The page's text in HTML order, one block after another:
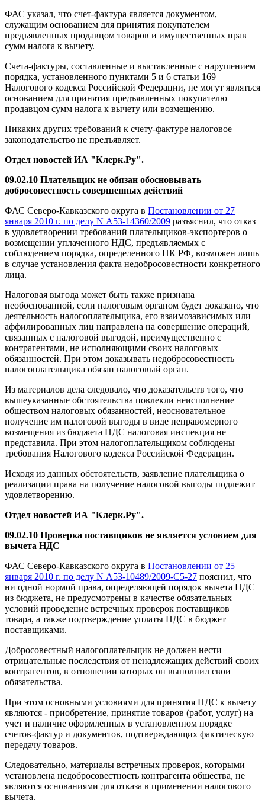
ФАС указал, что счет-фактура является документом,
служащим основанием для принятия покупателем
предъявленных продавцом товаров и имущественных прав
сумм налога к вычету.
Счета-фактуры, составленные и выставленные с нарушением
порядка, установленного пунктами 5 и 6 статьи 169
Налогового кодекса Российской Федерации, не могут являться
основанием для принятия предъявленных покупателю
продавцом сумм налога к вычету или возмещению.
Никаких других требований к счету-фактуре налоговое
законодательство не предъявляет.
Отдел новостей ИА "Клерк.Ру".
09.02.10 Плательщик не обязан обосновывать
добросовестность совершенных действий
ФАС Северо-Кавказского округа в Постановлении от 27
января 2010 г. по делу N А53-14360/2009 разъяснил, что отказ
в удовлетворении требований плательщиков-экспортеров о
возмещении уплаченного НДС, предъявляемых с
соблюдением порядка, определенного НК РФ, возможен лишь
в случае установления факта недобросовестности конкретного
лица.
Налоговая выгода может быть также признана
необоснованной, если налоговым органом будет доказано, что
деятельность налогоплательщика, его взаимозависимых или
аффилированных лиц направлена на совершение операций,
связанных с налоговой выгодой, преимущественно с
контрагентами, не исполняющими своих налоговых
обязанностей. При этом доказывать недобросовестность
налогоплательщика обязан налоговый орган.
Из материалов дела следовало, что доказательств того, что
вышеуказанные обстоятельства повлекли неисполнение
обществом налоговых обязанностей, неосновательное
получение им налоговой выгоды в виде неправомерного
возмещения из бюджета НДС налоговая инспекция не
представила. При этом налогоплательщиком соблюдены
требования Налогового кодекса Российской Федерации.
Исходя из данных обстоятельств, заявление плательщика о
реализации права на получение налоговой выгоды подлежит
удовлетворению.
Отдел новостей ИА "Клерк.Ру".
09.02.10 Проверка поставщиков не является условием для
вычета НДС
ФАС Северо-Кавказского округа в Постановлении от 25
января 2010 г. по делу N А53-10489/2009-С5-27 пояснил, что
ни одной нормой права, определяющей порядок вычета НДС
из бюджета, не предусмотрены в качестве обязательных
условий проведение встречных проверок поставщиков
товара, а также подтверждение уплаты НДС в бюджет
поставщиками.
Добросовестный налогоплательщик не должен нести
отрицательные последствия от ненадлежащих действий своих
контрагентов, в отношении которых он выполнил свои
обязательства.
При этом основными условиями для принятия НДС к вычету
являются - приобретение, принятие товаров (работ, услуг) на
учет и наличие оформленных в установленном порядке
счетов-фактур и документов, подтверждающих фактическую
передачу товаров.
Следовательно, материалы встречных проверок, которыми
установлена недобросовестность контрагента общества, не
являются основаниями для отказа в применении налогового
вычета.